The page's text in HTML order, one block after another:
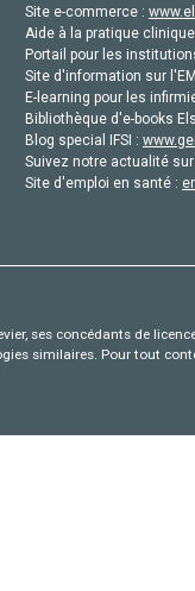
Site e-commerce :
Aide à la pratique
Portail pour les
Site d'information sur
E-learning pour les
Bibliothèque d'e-books
Blog special IFSI :
Suivez notre actualité
Site d'emploi en santé :
ses concédants de
similaires. Pour tout